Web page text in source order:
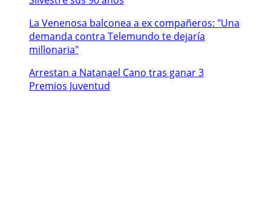
La Venenosa balconea a ex compañeros: "Una
demanda contra Telemundo te dejaría
millonaria"
Arrestan a Natanael Cano tras ganar 3
Premios Juventud